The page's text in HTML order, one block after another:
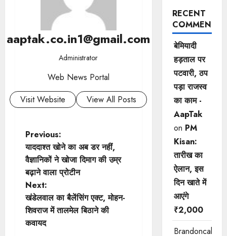
aaptak.co.in1@gmail.com
Administrator
Web News Portal
Visit Website
View All Posts
P
o
s
t
n
Previous:
याददाश्त खोने का अब डर नहीं,
वैज्ञानिकों ने खोजा दिमाग की उम्र
बढ़ाने वाला प्रोटीन
Next:
खंडेलवाल का बैलेंसिंग एक्ट, मोहन-
शिवराज में तालमेल बिठाने की
कवायद
RECENT
COMMENTS
बेमियादी
हड़ताल पर
पटवारी, ठप
पड़ा राजस्व
का काम -
AapTak
on PM
Kisan:
तारीख का
ऐलान, इस
दिन खाते में
आएंगे
₹2,000
Brandoncah